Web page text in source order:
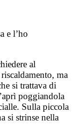
e l’ho
al
ma
si trattava di
poggiandola
Sulla piccola
si strinse nella